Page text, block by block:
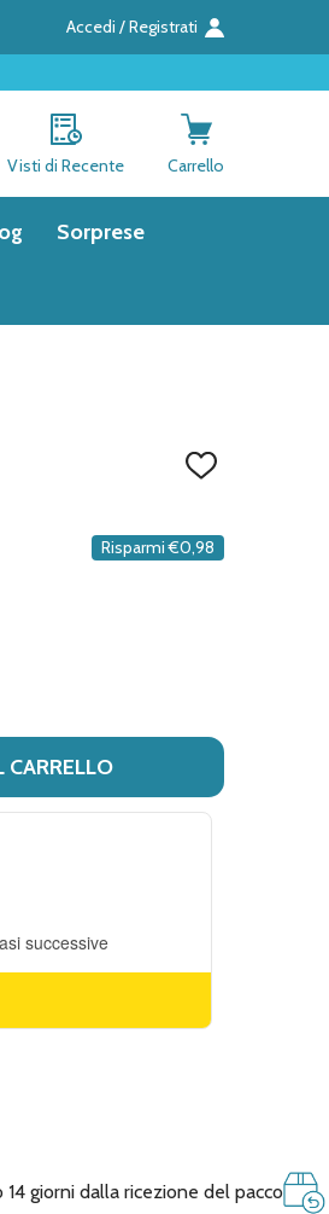
Accedi / Registrati
Visti di Recente Carrello
Sorprese
AGGIUNGI
DEI
DESIDERI
Risparmi €0,98
CERV 2PZ
CARRELLO
giorni dalla ricezione del pacco